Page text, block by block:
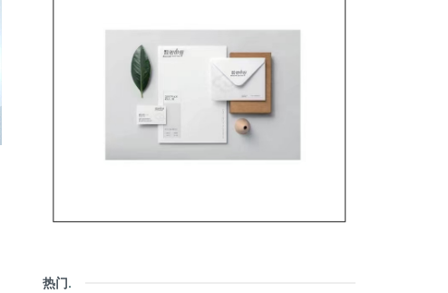
热门.